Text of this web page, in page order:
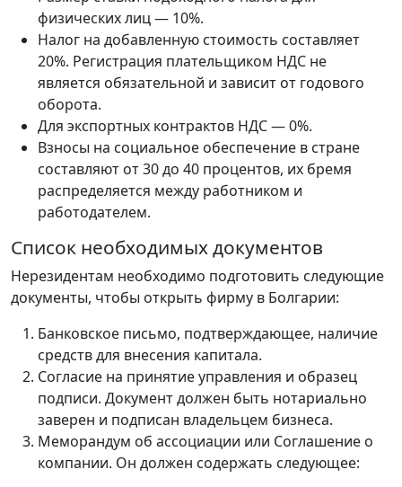
физических лиц — 10%.
Налог на добавленную стоимость составляет
20%. Регистрация плательщиком НДС не
является обязательной и зависит от годового
оборота.
Для экспортных контрактов НДС — 0%.
Взносы на социальное обеспечение в стране
составляют от 30 до 40 процентов, их бремя
распределяется между работником и
работодателем.
Список необходимых документов
Нерезидентам необходимо подготовить следующие
документы, чтобы открыть фирму в Болгарии:
Банковское письмо, подтверждающее, наличие
средств для внесения капитала.
Согласие на принятие управления и образец
подписи. Документ должен быть нотариально
заверен и подписан владельцем бизнеса.
Меморандум об ассоциации или Соглашение о
компании. Он должен содержать следующее: